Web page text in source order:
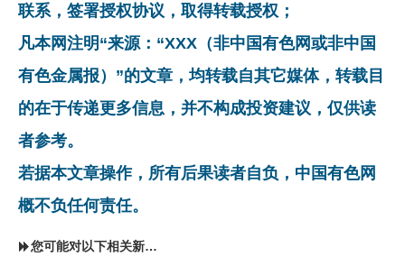
联系，签署授权协议，取得转载授权；
凡本网注明“来源：“XXX（非中国有色网或非中国
有色金属报）”的文章，均转载自其它媒体，转载目
的在于传递更多信息，并不构成投资建议，仅供读
者参考。
若据本文章操作，所有后果读者自负，中国有色网
概不负任何责任。
您可能对以下相关新闻同样感兴趣